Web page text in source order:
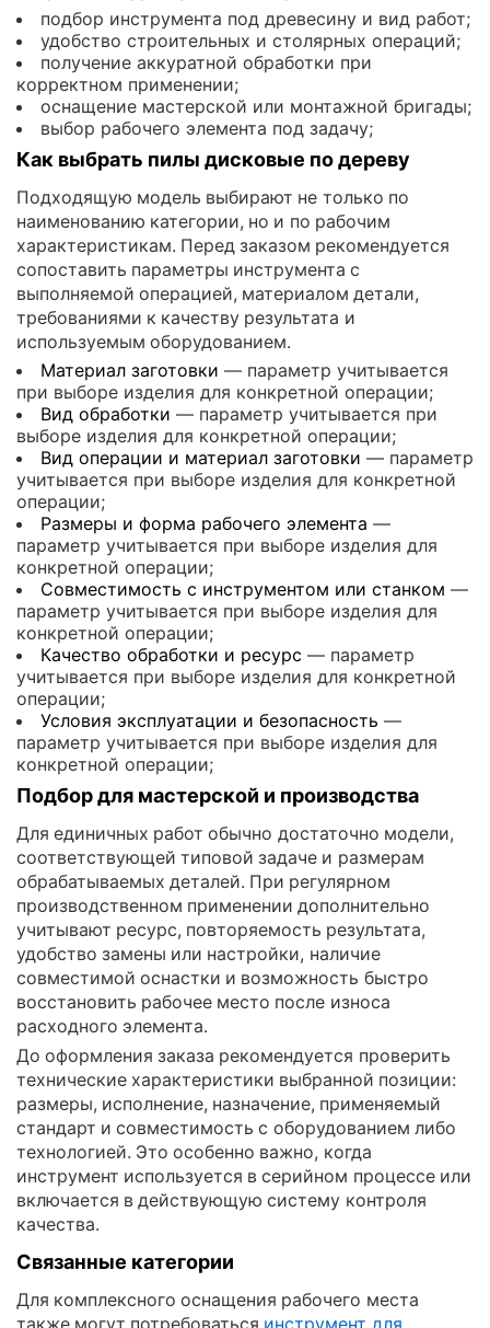
подбор инструмента под древесину и вид работ;
удобство строительных и столярных операций;
получение аккуратной обработки при
корректном применении;
оснащение мастерской или монтажной бригады;
выбор рабочего элемента под задачу;
Как выбрать пилы дисковые по дереву
Подходящую модель выбирают не только по
наименованию категории, но и по рабочим
характеристикам. Перед заказом рекомендуется
сопоставить параметры инструмента с
выполняемой операцией, материалом детали,
требованиями к качеству результата и
используемым оборудованием.
Материал заготовки — параметр учитывается
при выборе изделия для конкретной операции;
Вид обработки — параметр учитывается при
выборе изделия для конкретной операции;
Вид операции и материал заготовки — параметр
учитывается при выборе изделия для конкретной
операции;
Размеры и форма рабочего элемента —
параметр учитывается при выборе изделия для
конкретной операции;
Совместимость с инструментом или станком —
параметр учитывается при выборе изделия для
конкретной операции;
Качество обработки и ресурс — параметр
учитывается при выборе изделия для конкретной
операции;
Условия эксплуатации и безопасность —
параметр учитывается при выборе изделия для
конкретной операции;
Подбор для мастерской и производства
Для единичных работ обычно достаточно модели,
соответствующей типовой задаче и размерам
обрабатываемых деталей. При регулярном
производственном применении дополнительно
учитывают ресурс, повторяемость результата,
удобство замены или настройки, наличие
совместимой оснастки и возможность быстро
восстановить рабочее место после износа
расходного элемента.
До оформления заказа рекомендуется проверить
технические характеристики выбранной позиции:
размеры, исполнение, назначение, применяемый
стандарт и совместимость с оборудованием либо
технологией. Это особенно важно, когда
инструмент используется в серийном процессе или
включается в действующую систему контроля
качества.
Связанные категории
Для комплексного оснащения рабочего места